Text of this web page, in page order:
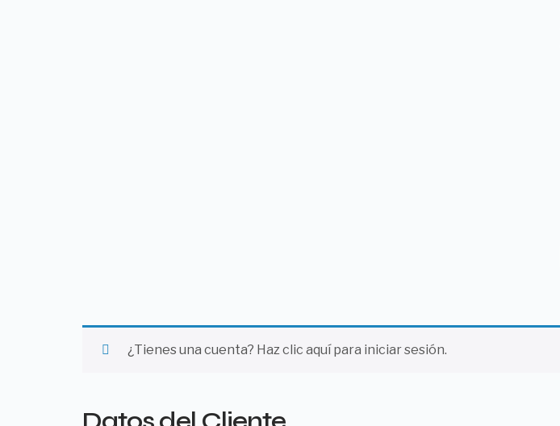
¿Tienes una cuenta? Haz clic aquí para iniciar sesión.